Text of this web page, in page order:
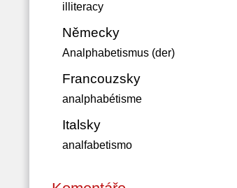
illiteracy
Německy
Analphabetismus (der)
Francouzsky
analphabétisme
Italsky
analfabetismo